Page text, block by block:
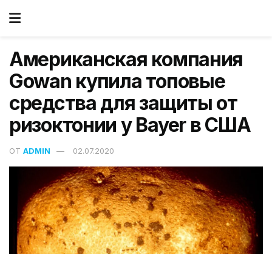
Американская компания
Gowan купила топовые
средства для защиты от
ризоктонии у Bayer в США
ОТ ADMIN 02.07.2020